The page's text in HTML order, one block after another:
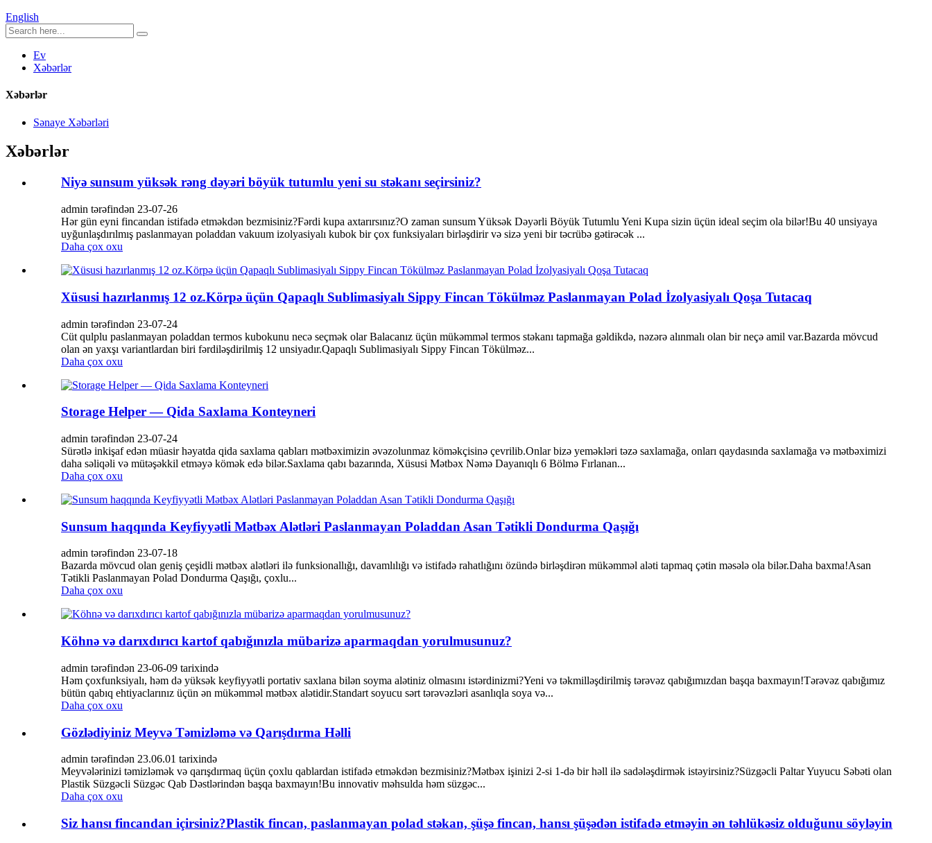
English
Ev
Xəbərlər
Xəbərlər
Sənaye Xəbərləri
Xəbərlər
Niyə sunsum yüksək rəng dəyəri böyük tutumlu yeni su stəkanı seçirsiniz?
admin tərəfindən 23-07-26
Hər gün eyni fincandan istifadə etməkdən bezmisiniz?Fərdi kupa axtarırsınız?O zaman sunsum Yüksək Dəyərli Böyük Tutumlu Yeni Kupa sizin üçün ideal seçim ola bilər!Bu 40 unsiyaya
uyğunlaşdırılmış paslanmayan poladdan vakuum izolyasiyalı kubok bir çox funksiyaları birləşdirir və sizə yeni bir təcrübə gətirəcək ...
Daha çox oxu
Xüsusi hazırlanmış 12 oz.Körpə üçün Qapaqlı Sublimasiyalı Sippy Fincan Tökülməz Paslanmayan Polad İzolyasiyalı Qoşa Tutacaq
admin tərəfindən 23-07-24
Cüt qulplu paslanmayan poladdan termos kubokunu necə seçmək olar Balacanız üçün mükəmməl termos stəkanı tapmağa gəldikdə, nəzərə alınmalı olan bir neçə amil var.Bazarda mövcud
olan ən yaxşı variantlardan biri fərdiləşdirilmiş 12 unsiyadır.Qapaqlı Sublimasiyalı Sippy Fincan Tökülməz...
Daha çox oxu
Storage Helper — Qida Saxlama Konteyneri
admin tərəfindən 23-07-24
Sürətlə inkişaf edən müasir həyatda qida saxlama qabları mətbəximizin əvəzolunmaz köməkçisinə çevrilib.Onlar bizə yeməkləri təzə saxlamağa, onları qaydasında saxlamağa və mətbəximizi
daha səliqəli və mütəşəkkil etməyə kömək edə bilər.Saxlama qabı bazarında, Xüsusi Mətbəx Nəmə Dayanıqlı 6 Bölmə Fırlanan...
Daha çox oxu
Sunsum haqqında Keyfiyyətli Mətbəx Alətləri Paslanmayan Poladdan Asan Tətikli Dondurma Qaşığı
admin tərəfindən 23-07-18
Bazarda mövcud olan geniş çeşidli mətbəx alətləri ilə funksionallığı, davamlılığı və istifadə rahatlığını özündə birləşdirən mükəmməl aləti tapmaq çətin məsələ ola bilər.Daha baxma!Asan
Tətikli Paslanmayan Polad Dondurma Qaşığı, çoxlu...
Daha çox oxu
Köhnə və darıxdırıcı kartof qabığınızla mübarizə aparmaqdan yorulmusunuz?
admin tərəfindən 23-06-09 tarixində
Həm çoxfunksiyalı, həm də yüksək keyfiyyətli portativ saxlana bilən soyma alətiniz olmasını istərdinizmi?Yeni və təkmilləşdirilmiş tərəvəz qabığımızdan başqa baxmayın!Tərəvəz qabığımız
bütün qabıq ehtiyaclarınız üçün ən mükəmməl mətbəx alətidir.Standart soyucu sərt tərəvəzləri asanlıqla soya və...
Daha çox oxu
Gözlədiyiniz Meyvə Təmizləmə və Qarışdırma Həlli
admin tərəfindən 23.06.01 tarixində
Meyvələrinizi təmizləmək və qarışdırmaq üçün çoxlu qablardan istifadə etməkdən bezmisiniz?Mətbəx işinizi 2-si 1-də bir həll ilə sadələşdirmək istəyirsiniz?Süzgəcli Paltar Yuyucu Səbəti olan
Plastik Süzgəcli Süzgəc Qab Dəstlərindən başqa baxmayın!Bu innovativ məhsulda həm süzgəc...
Daha çox oxu
Siz hansı fincandan içirsiniz?Plastik fincan, paslanmayan polad stəkan, şüşə fincan, hansı şüşədən istifadə etməyin ən təhlükəsiz olduğunu söyləyin